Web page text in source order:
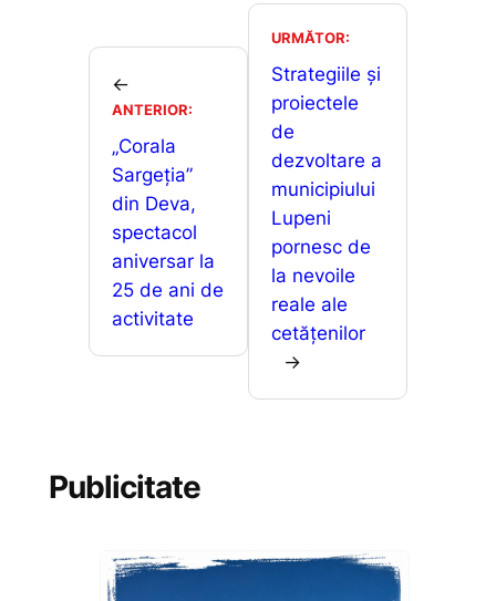
b
o
k
A
p
p
e
n
g
er
je
z
ă
←
ANTERIOR:
„Corala
Sargeția”
din Deva,
spectacol
aniversar la
25 de ani de
activitate
URMĂTOR:
Strategiile și
proiectele
de
dezvoltare a
municipiului
Lupeni
pornesc de
la nevoile
reale ale
cetățenilor
→
Publicitate